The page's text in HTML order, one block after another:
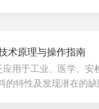
采样器可在几分钟内
化，结合PCR技术实
水体监...
术原理与操作指南
用于工业、医学、安
的特性及发现潜在的